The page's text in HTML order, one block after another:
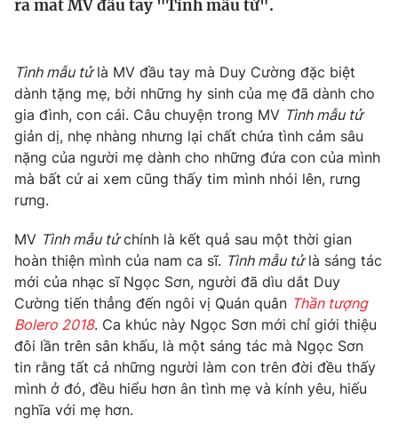
Câu chuyện quốc tế
Kinh tế
Thị trường
Góc doanh nghiệp
Dữ liệu và đời sống
Truyền hình
Phim VTV
Khán giả
Giải sao mai
Giải trí
Điện ảnh
Âm nhạc
Sao
Du lịch
Làm đẹp
Chất lượng cuộc sống
Giáo dục
Tuyển sinh
Học trực tuyến
Công nghệ
Hitech Công nghệ tương lai
Sản phẩm
Giao lưu trực tuyến
ra mắt MV đầu tay "Tình mẫu tử".
Tình mẫu tửlà MV đầu tay mà Duy Cường đặc biệt
dành tặng mẹ, bởi những hy sinh của mẹ đã dành cho
gia đình, con cái. Câu chuyện trong MV Tình mẫu tử
giản dị, nhẹ nhàng nhưng lại chất chứa tình cảm sâu
nặng của người mẹ dành cho những đứa con của mình
mà bất cứ ai xem cũng thấy tim mình nhói lên, rưng
rưng.
MV Tình mẫu tửchính là kết quả sau một thời gian
hoàn thiện mình của nam ca sĩ. Tình mẫu tửlà sáng tác
mới của nhạc sĩ Ngọc Sơn, người đã dìu dắt Duy
Cường tiến thẳng đến ngôi vị Quán quân Thần tượng
Bolero 2018. Ca khúc này Ngọc Sơn mới chỉ giới thiệu
đôi lần trên sân khấu, là một sáng tác mà Ngọc Sơn
tin rằng tất cả những người làm con trên đời đều thấy
mình ở đó, đều hiểu hơn ân tình mẹ và kính yêu, hiếu
nghĩa với mẹ hơn.